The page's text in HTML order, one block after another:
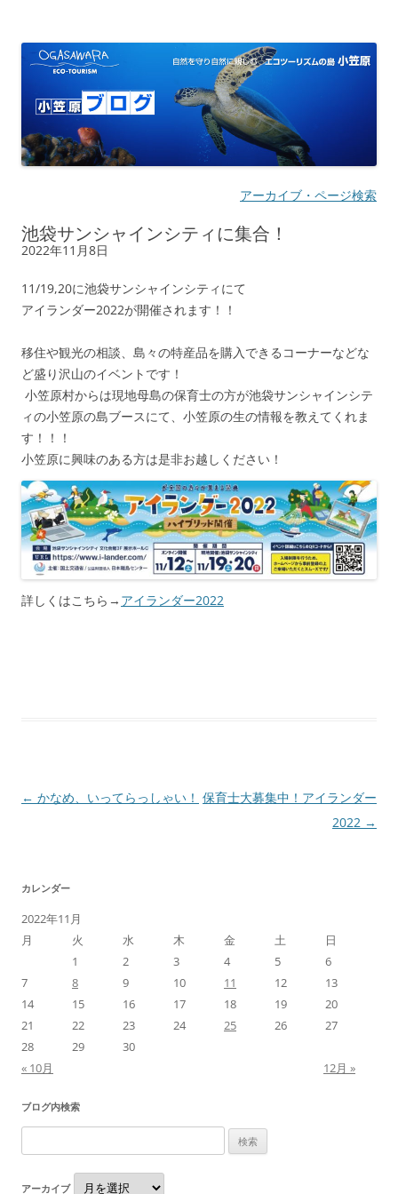
む エコツーリズムの島
アーカイブ・ページ検索
池袋サンシャインシティに集合！
2022年11月8日
11/19,20に池袋サンシャインシティにて
アイランダー2022が開催されます！！
移住や観光の相談、島々の特産品を購入できるコーナーなどな
ど盛り沢山のイベントです！
小笠原村からは現地母島の保育士の方が池袋サンシャインシテ
ィの小笠原の島ブースにて、小笠原の生の情報を教えてくれま
す！！！
小笠原に興味のある方は是非お越しください！
詳しくはこちら→ アイランダー2022
投
ゲ
ー
シ
ン
← かなめ、いってらっしゃい！ 保育士大募集中！アイランダー
2022 →
カレンダー
2022年11月
月
火 水 木 金 土
日
1
2 3 4 5
6
7
8 9 10 11 12
13
14
15 16 17 18 19
20
21
22 23 24 25 26
27
28
29
30
« 10月
12月 »
ブログ内検索
索:
アーカイブ
ア
ー